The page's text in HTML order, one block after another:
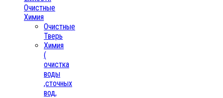
Очистные
Химия
Очистные
Тверь
Химия
(
очистка
воды
,сточных
вод,